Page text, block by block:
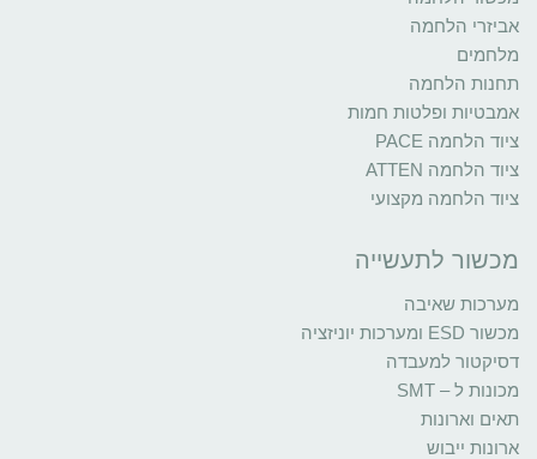
אביזרי הלחמה
מלחמים
תחנות הלחמה
אמבטיות ופלטות חמות
ציוד הלחמה PACE
ציוד הלחמה ATTEN
ציוד הלחמה מקצועי
מכשור לתעשייה
מערכות שאיבה
מכשור ESD ומערכות יוניזציה
דסיקטור למעבדה
מכונות ל – SMT
תאים וארונות
ארונות ייבוש